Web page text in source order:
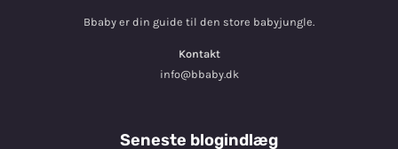
Bbaby er din guide til den store babyjungle.
Kontakt
info@bbaby.dk
Seneste blogindlæg